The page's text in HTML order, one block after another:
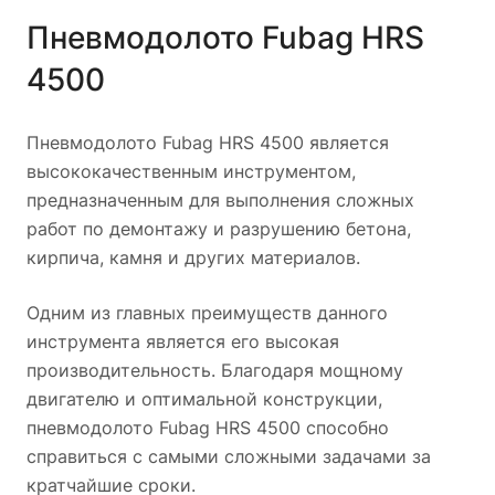
Пневмодолото Fubag HRS
4500
Пневмодолото Fubag HRS 4500 является
высококачественным инструментом,
предназначенным для выполнения сложных
работ по демонтажу и разрушению бетона,
кирпича, камня и других материалов.
Одним из главных преимуществ данного
инструмента является его высокая
производительность. Благодаря мощному
двигателю и оптимальной конструкции,
пневмодолото Fubag HRS 4500 способно
справиться с самыми сложными задачами за
кратчайшие сроки.